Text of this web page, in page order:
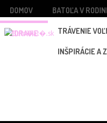
DOMOV BATOĽA V
ZDRAVIE TRÁVENIE
INŠPIRÁCIE A